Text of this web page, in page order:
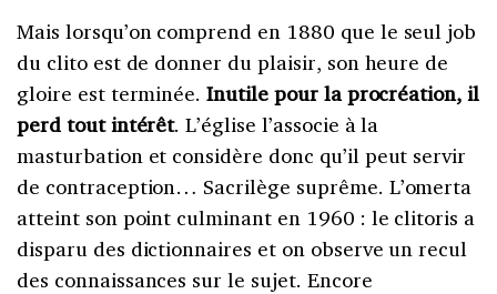
Mais lorsqu’on comprend en 1880 que le seul job
du clito est de donner du plaisir, son heure de
gloire est terminée.Inutile pour la procréation, il
perd tout intérêt. L’église l’associe à la
masturbation et considère donc qu’il peut servir
de contraception… Sacrilège suprême. L’omerta
atteint son point culminant en 1960 : le clitoris a
disparu des dictionnaires et on observe un recul
des connaissances sur le sujet. Encore